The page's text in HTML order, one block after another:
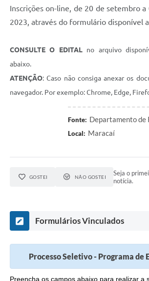
Inscrições on-line, de 20 de setembro
2023, através do formulário disponível
CONSULTE O EDITALno arquivo
abaixo.
ATENÇÃO: Caso não consiga anexar os
navegador. Por exemplo: Chrome, Edge,
Fonte: Departamento de
Local: Maracaí
GOSTEI NÃO GOSTEI
Seja o
notícia.
Formulários Vinculados
Processo Seletivo - Programa de
Preencha os campos abaixo para realizar a